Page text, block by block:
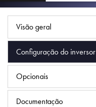
Visão geral
Configuração do inversor
Opcionais
Documentação